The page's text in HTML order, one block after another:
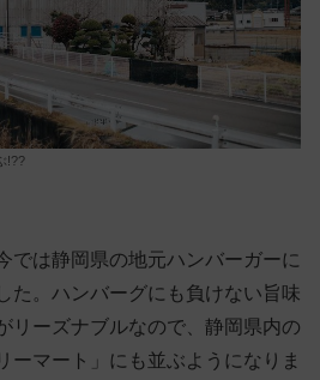
!??
では静岡県の地元ハンバーガーに
た。ハンバーグにも負けない旨味
リーズナブルなので、静岡県内の
ーマート」にも並ぶようになりま